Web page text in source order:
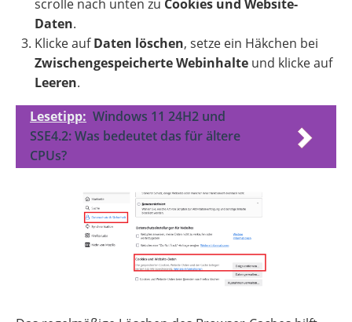
scrolle nach unten zu Cookies und Website-
Daten.
Klicke aufDaten löschen, setze ein Häkchen bei
Zwischengespeicherte Webinhalte und klicke auf
Leeren.
Lesetipp: Windows 11 24H2 und
SSE4.2: Was bedeutet das für ältere
CPUs?